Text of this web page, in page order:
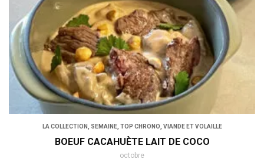
LA COLLECTION, SEMAINE, TOP CHRONO, VIANDE ET VOLAILLE
BOEUF CACAHUÈTE LAIT DE COCO
octobre